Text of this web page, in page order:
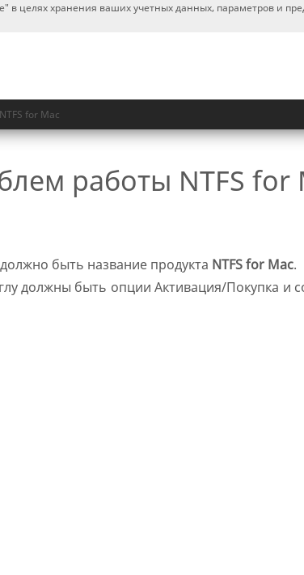
целях хранения ваших учетных данных, параметров и
for Mac
работы NTFS for
быть название продукта NTFS for Mac.
должны быть опции Активация/Покупка и